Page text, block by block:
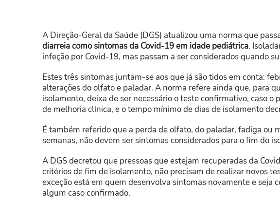
A Direção-Geral da Saúde (DGS) atualizou uma norma que
diarreia como sintomas da Covid-19 em idade pediátrica.
infeção por Covid-19, mas passam a ser considerados quando
Estes três sintomas juntam-se aos que já são tidos em conta:
alterações do olfato e paladar. A norma refere ainda que, para
isolamento, deixa de ser necessário o teste confirmativo, caso
de melhoria clínica, e o tempo mínimo de dias de isolamento
É também referido que a perda de olfato, do paladar, fadiga ou
semanas, não devem ser sintomas considerados para o fim do
A DGS decretou que pressoas que estejam recuperadas da
critérios de fim de isolamento, não precisam de realizar novos
exceção está em quem desenvolva sintomas novamente e seja
algum caso confirmado.